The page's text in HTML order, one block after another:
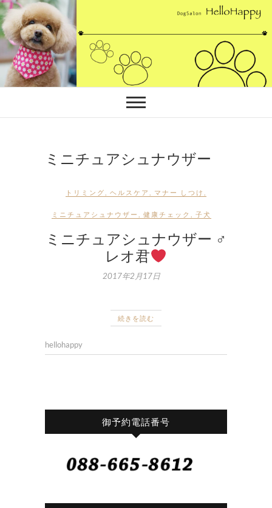
Skip
to
content
ミニチュアシュナウザー
トリミング ヘルスケア マナー しつけ
ミニチュアシュナウザー 健康チェック 子犬
ミニチュアシュナウザー ♂
レオ君
2017年2月17日
続きを読む
hellohappy
御予約電話番号